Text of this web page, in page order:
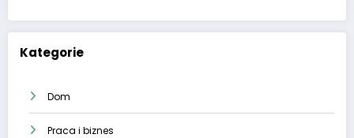
Kategorie
Dom
Praca i biznes